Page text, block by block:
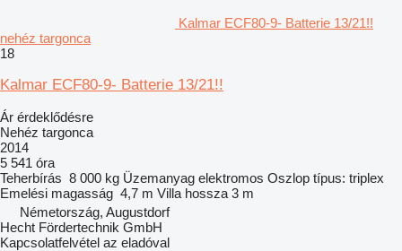
Kalmar ECF80-9- Batterie 13/21!!
nehéz targonca
18
Kalmar ECF80-9- Batterie 13/21!!
Ár érdeklődésre
Nehéz targonca
2014
5 541 óra
Teherbírás 8 000 kg Üzemanyag elektromos Oszlop típus: triplex
Emelési magasság 4,7 m Villa hossza 3 m
Németország, Augustdorf
Hecht Fördertechnik GmbH
Kapcsolatfelvétel az eladóval